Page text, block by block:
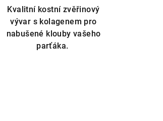
5,0
z
5
hvězdiček.
Kvalitní kostní zvěřinový
vývar s kolagenem pro
nabušené klouby vašeho
parťáka.